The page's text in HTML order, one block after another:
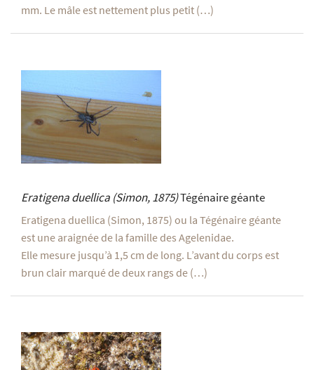
mm. Le mâle est nettement plus petit (…)
Eratigena duellica (Simon, 1875)Tégénaire géante
Eratigena duellica (Simon, 1875) ou la Tégénaire géante
est une araignée de la famille des Agelenidae.
Elle mesure jusqu’à 1,5 cm de long. L’avant du corps est
brun clair marqué de deux rangs de (…)